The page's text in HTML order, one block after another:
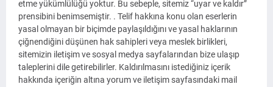
etme yükümlülüğü yoktur. Bu sebeple, sitemiz “uyar ve kaldır”
prensibini benimsemiştir. . Telif hakkına konu olan eserlerin
yasal olmayan bir biçimde paylaşıldığını ve yasal haklarının
çiğnendiğini düşünen hak sahipleri veya meslek birlikleri,
sitemizin iletişim ve sosyal medya sayfalarından bize ulaşıp
taleplerini dile getirebilirler. Kaldırılmasını istediğiniz içerik
hakkında içeriğin altına yorum ve iletişim sayfasındaki mail